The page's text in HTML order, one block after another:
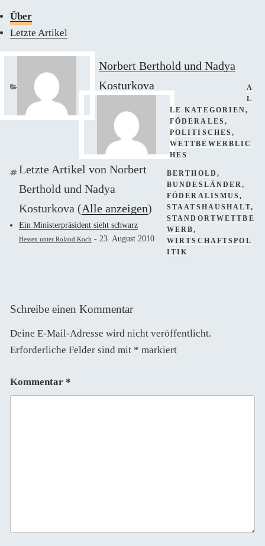
Über
Letzte Artikel
Norbert Berthold und Nadya
Kosturkova
Letzte Artikel von Norbert
Berthold und Nadya
Kosturkova (Alle anzeigen)
Ein Ministerpräsident sieht schwarz
Hessen unter Roland Koch - 23. August 2010
A
L
LE KATEGORIEN,
FÖDERALES ,
POLITISCHES,
WETTBEWERBLIC
HES
SCHLAGWÖRTER
BERTHOLD ,
BUNDESLÄNDER,
FÖDERALISMUS,
STAATSHAUSHALT,
STANDORTWETTBE
WERB,
WIRTSCHAFTSPOL
ITIK
Schreibe einen Kommentar
Deine E-Mail-Adresse wird nicht veröffentlicht.
Erforderliche Felder sind mit * markiert
Kommentar *